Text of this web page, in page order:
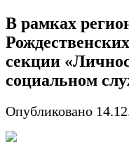
В рамках
секции
социальном
Опубликовано